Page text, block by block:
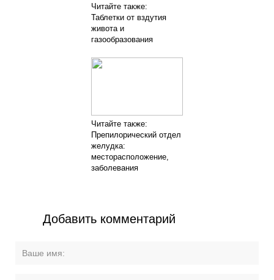
Читайте также:
Таблетки от вздутия
живота и
газообразования
Читайте также:
Препилорический отдел
желудка:
месторасположение,
заболевания
Добавить комментарий